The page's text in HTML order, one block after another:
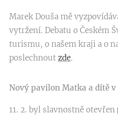
Marek Douša mě
vytržení. Debatu o Českém
turismu, o našem kraji a o
poslechnout zde.
Nový pavilon Matka a dítě
11. 2. byl slavnostně otevřen